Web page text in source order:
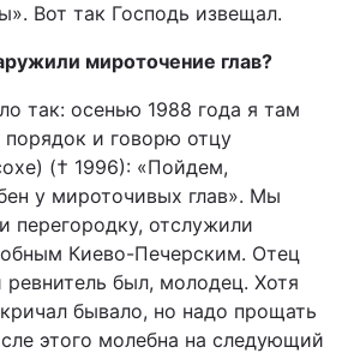
Вот так Господь извещал.
мироточение глав?
так: осенью 1988 года я там
порядок и говорю отцу
(† 1996): «Пойдем,
у мироточивых глав». Мы
перегородку, отслужили
Киево-Печерским. Отец
был, молодец. Хотя
бывало, но надо прощать
этого молебна на следующий